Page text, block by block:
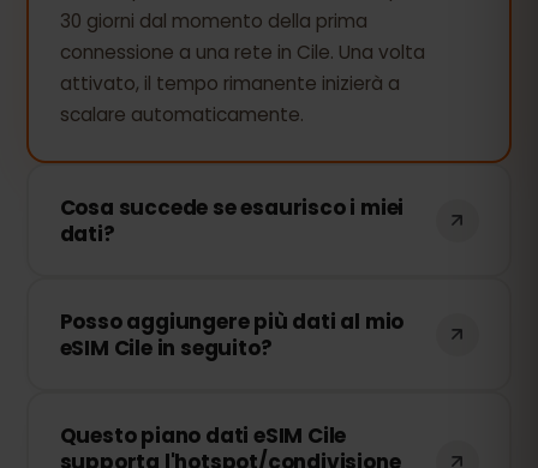
30 giorni dal momento della prima
connessione a una rete in Cile. Una volta
attivato, il tempo rimanente inizierà a
scalare automaticamente.
Cosa succede se esaurisco i miei
dati?
connessione verrà interrotta. Puoi
ricaricare facilmente la tua eSIM dal
Posso aggiungere più dati al mio
eSIM Cile in seguito?
qualsiasi momento senza dover
Questo piano dati eSIM Cile
supporta l'hotspot/condivisione